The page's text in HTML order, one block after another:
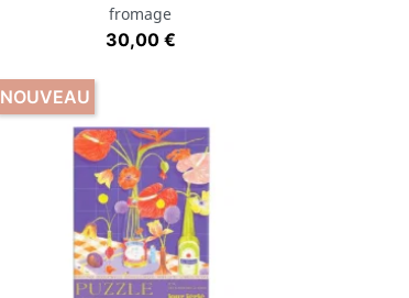
fromage
Prix
30,00 €
NOUVEAU